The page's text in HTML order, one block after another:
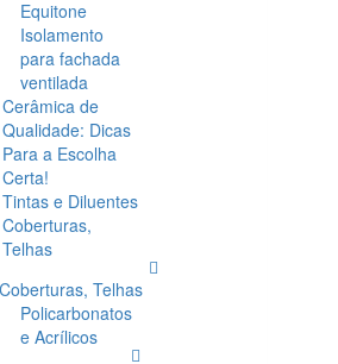
Equitone
Isolamento
para fachada
ventilada
Cerâmica de
Qualidade: Dicas
Para a Escolha
Certa!
Tintas e Diluentes
Coberturas,
Telhas
Coberturas, Telhas
Policarbonatos
e Acrílicos